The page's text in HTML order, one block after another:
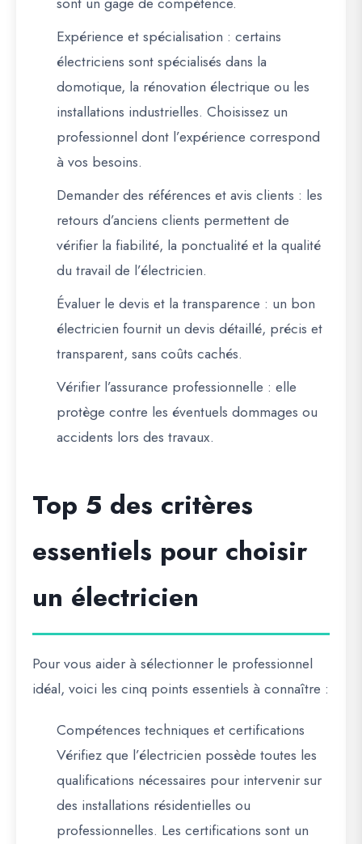
Expérience et spécialisation : certains
électriciens sont spécialisés dans la
domotique, la rénovation électrique ou les
installations industrielles. Choisissez un
professionnel dont l’expérience correspond
à vos besoins.
Demander des références et avis clients : les
retours d’anciens clients permettent de
vérifier la fiabilité, la ponctualité et la qualité
du travail de l’électricien.
Évaluer le devis et la transparence : un bon
électricien fournit un devis détaillé, précis et
transparent, sans coûts cachés.
Vérifier l’assurance professionnelle : elle
protège contre les éventuels dommages ou
accidents lors des travaux.
Top 5 des critères
essentiels pour choisir
un électricien
Pour vous aider à sélectionner le professionnel
idéal, voici les cinq points essentiels à connaître :
Compétences techniques et certifications
Vérifiez que l’électricien possède toutes les
qualifications nécessaires pour intervenir sur
des installations résidentielles ou
professionnelles. Les certifications sont un